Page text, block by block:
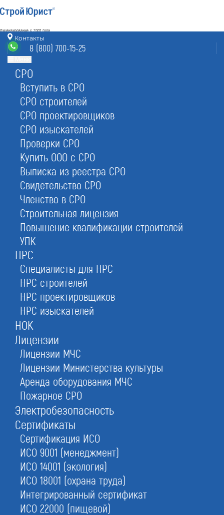
Лицензирование с 2007 года
4.93
Наш рейтинг
80отзывов
режим работы
без выходных 7:00-20:00
8 (800) 700-15-25
Звонок бесплатный
Контакты
8 (800) 700-15-25
СРО
Вступить в СРО
СРО строителей
СРО проектировщиков
СРО изыскателей
Проверки СРО
Купить ООО с СРО
Выписка из реестра СРО
Свидетельство СРО
Членство в СРО
Строительная лицензия
Повышение квалификации строителей
УПК
НРС
Специалисты для НРС
НРС строителей
НРС проектировщиков
НРС изыскателей
НОК
Лицензии
Лицензии МЧС
Лицензии Министерства культуры
Аренда оборудования МЧС
Пожарное СРО
Электробезопасность
Сертификаты
Сертификация ИСО
ИСО 9001 (менеджмент)
ИСО 14001 (экология)
ИСО 18001 (охрана труда)
Интегрированный сертификат
ИСО 22000 (пищевой)
Отзывы
Отзывы о СтройЮрист
Оставьте заявку прямо сейчас
Бесплатная консультация
При отправке данной формы вы соглашаетесь с
персональных данных.
Отзывы по вступлению в СРО